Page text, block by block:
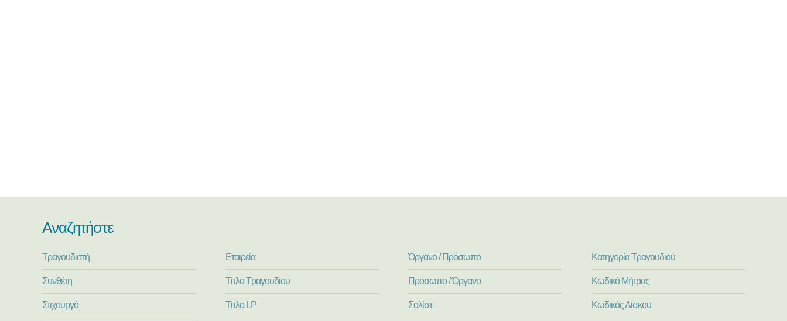
Αναζητήστε
Τραγουδιστή
Συνθέτη
Στιχουργό
Εταιρεία
Τίτλο Τραγουδιού
Τίτλο LP
Όργανο / Πρόσωπο
Πρόσωπο / Όργανο
Σολίστ
Κατηγορία Τραγουδιού
Κωδικό Μήτρας
Κωδικός Δίσκου